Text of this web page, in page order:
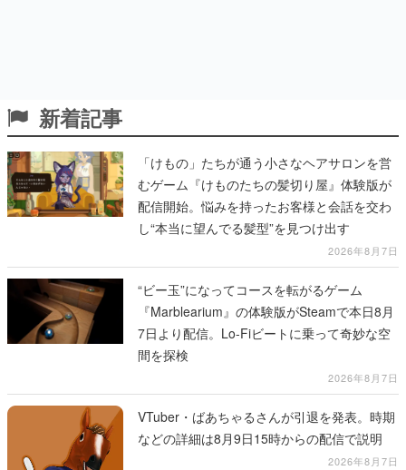
新着記事
「けもの」たちが通う小さなヘアサロンを営
むゲーム『けものたちの髪切り屋』体験版が
配信開始。悩みを持ったお客様と会話を交わ
し“本当に望んでる髪型”を見つけ出す
2026年8月7日
“ビー玉”になってコースを転がるゲーム
『Marblearium』の体験版がSteamで本日8月
7日より配信。Lo-Fiビートに乗って奇妙な空
間を探検
2026年8月7日
VTuber・ばあちゃるさんが引退を発表。時期
などの詳細は8月9日15時からの配信で説明
2026年8月7日